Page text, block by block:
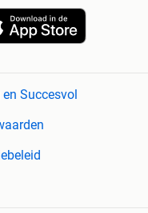
Succesvol